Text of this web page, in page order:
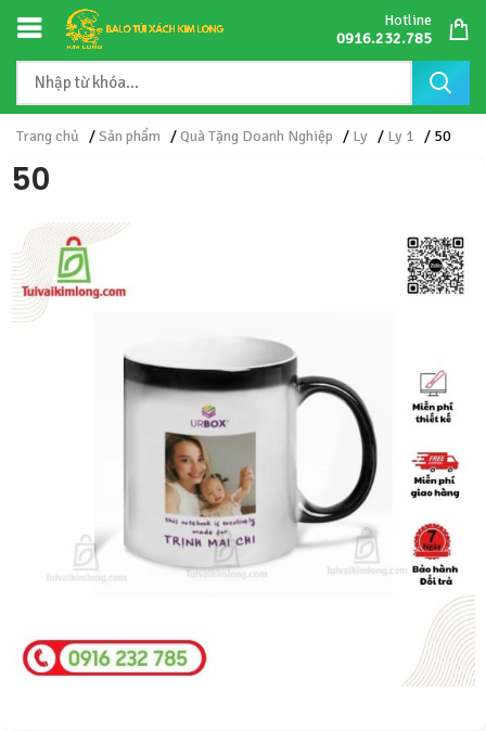
Hotline
0916.232.785
Trang chủ /Sản phẩm /Quà Tặng Doanh Nghiệp / Ly / Ly 1 / 50
50